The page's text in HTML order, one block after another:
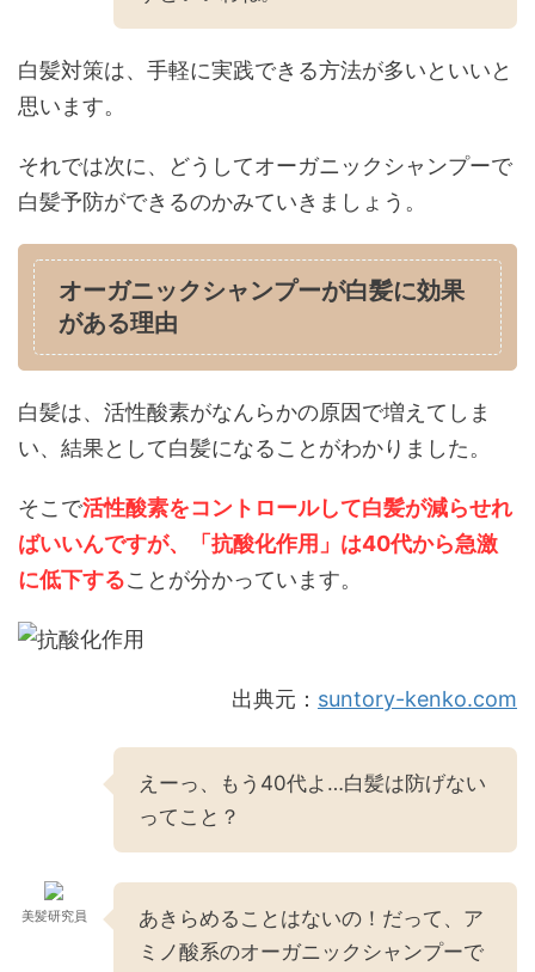
白髪対策は、手軽に実践できる方法が多いといいと
思います。
それでは次に、どうしてオーガニックシャンプーで
白髪予防ができるのかみていきましょう。
オーガニックシャンプーが白髪に効果
がある理由
白髪は、活性酸素がなんらかの原因で増えてしま
い、結果として白髪になることがわかりました。
そこで活性酸素をコントロールして白髪が減らせれ
ばいいんですが、「抗酸化作用」は40代から急激
に低下することが分かっています。
出典元： suntory-kenko.com
えーっ、もう40代よ…白髪は防げない
ってこと？
美髪研究員
あきらめることはないの！だって、ア
ミノ酸系のオーガニックシャンプーで